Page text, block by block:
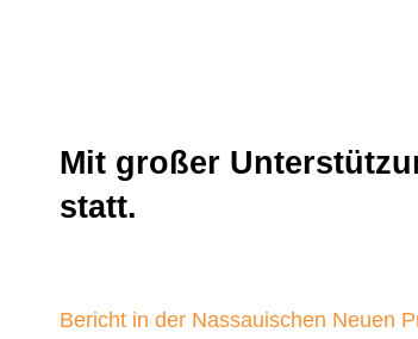
Mit großer
statt.
Bericht in der Nassauischen Neuen